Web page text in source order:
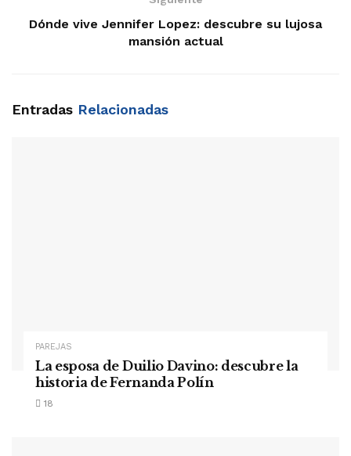
Dónde vive Jennifer Lopez: descubre su lujosa
mansión actual
Entradas Relacionadas
PAREJAS
La esposa de Duilio Davino: descubre la
historia de Fernanda Polín
18